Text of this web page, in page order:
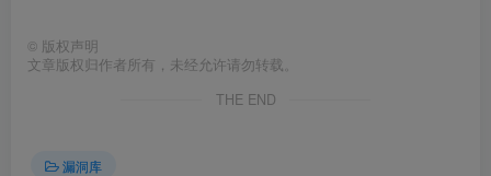
© 版权声明
文章版权归作者所有，未经允许请勿转载。
THE END
漏洞库